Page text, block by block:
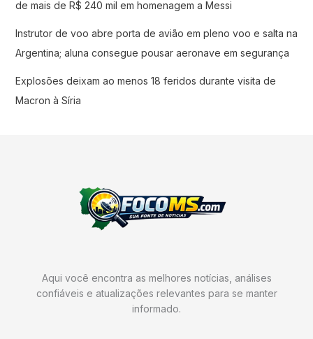
de mais de R$ 240 mil em homenagem a Messi
Instrutor de voo abre porta de avião em pleno voo e salta na
Argentina; aluna consegue pousar aeronave em segurança
Explosões deixam ao menos 18 feridos durante visita de
Macron à Síria
Aqui você encontra as melhores notícias, análises
confiáveis e atualizações relevantes para se manter
informado.